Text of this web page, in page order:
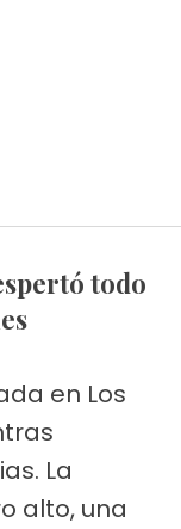
en Los
La
alto, una